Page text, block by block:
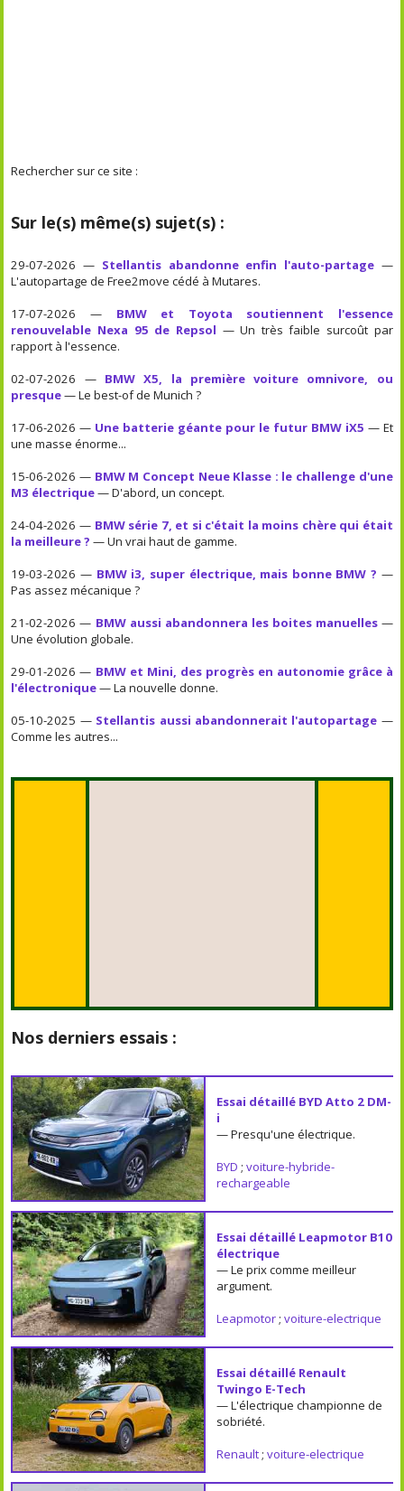
Rechercher sur ce site :
Sur le(s) même(s) sujet(s) :
29-07-2026 — Stellantis abandonne enfin l'auto-partage—
L'autopartage de Free2move cédé à Mutares.
17-07-2026 — BMW et Toyota soutiennent l'essence
renouvelable Nexa 95 de Repsol — Un très faible surcoût par
rapport à l'essence.
02-07-2026 — BMW X5, la première voiture omnivore, ou
presque— Le best-of de Munich ?
17-06-2026 — Une batterie géante pour le futur BMW iX5 — Et
une masse énorme...
15-06-2026 — BMW M Concept Neue Klasse : le challenge d'une
M3 électrique— D'abord, un concept.
24-04-2026 — BMW série 7, et si c'était la moins chère qui était
la meilleure ? — Un vrai haut de gamme.
19-03-2026 — BMW i3, super électrique, mais bonne BMW ? —
Pas assez mécanique ?
21-02-2026 — BMW aussi abandonnera les boites manuelles—
Une évolution globale.
29-01-2026 — BMW et Mini, des progrès en autonomie grâce à
l'électronique— La nouvelle donne.
05-10-2025 — Stellantis aussi abandonnerait l'autopartage —
Comme les autres...
Nos derniers essais :
Essai détaillé BYD Atto 2 DM-
i
— Presqu'une électrique.
BYD ; voiture-hybride-
rechargeable
Essai détaillé Leapmotor B10
électrique
— Le prix comme meilleur
argument.
Leapmotor; voiture-electrique
Essai détaillé Renault
Twingo E-Tech
— L'électrique championne de
sobriété.
Renault; voiture-electrique